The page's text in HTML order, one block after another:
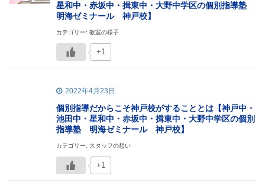
星和中・赤坂中・揖東中・大野中学区の個別指導塾
明海ゼミナール 神戸校】
カテゴリー: 教室の様子
+1
2022年4月23日
個別指導だからこそ神戸校がすることとは【神戸中・
池田中・星和中・赤坂中・揖東中・大野中学区の個別
指導塾 明海ゼミナール 神戸校】
カテゴリー: スタッフの想い
+1